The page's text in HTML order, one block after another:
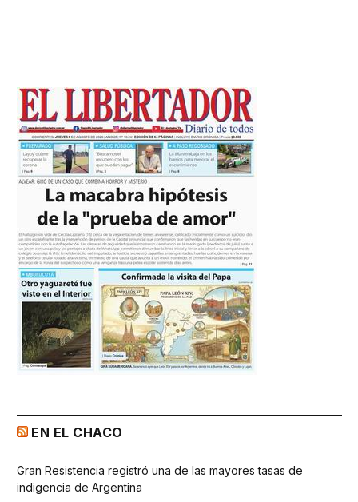
EN EL CHACO
Gran Resistencia registró una de las mayores tasas de
indigencia de Argentina